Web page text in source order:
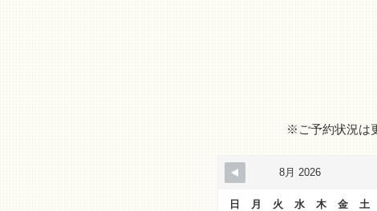
※ご予約状況は
8月 2026
日 月 火 水 木 金 土